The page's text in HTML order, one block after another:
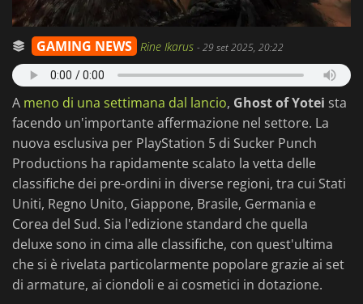
GAMING NEWS Rine Ikarus -29 set 2025, 20:22
A meno di una settimana dal lancio, Ghost of Yotei sta
facendo un'importante affermazione nel settore. La
nuova esclusiva per PlayStation 5 di Sucker Punch
Productions ha rapidamente scalato la vetta delle
classifiche dei pre-ordini in diverse regioni, tra cui Stati
Uniti, Regno Unito, Giappone, Brasile, Germania e
Corea del Sud. Sia l'edizione standard che quella
deluxe sono in cima alle classifiche, con quest'ultima
che si è rivelata particolarmente popolare grazie ai set
di armature, ai ciondoli e ai cosmetici in dotazione.